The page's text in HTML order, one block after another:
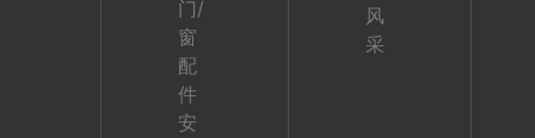
门/
窗
配
件
安
风
采